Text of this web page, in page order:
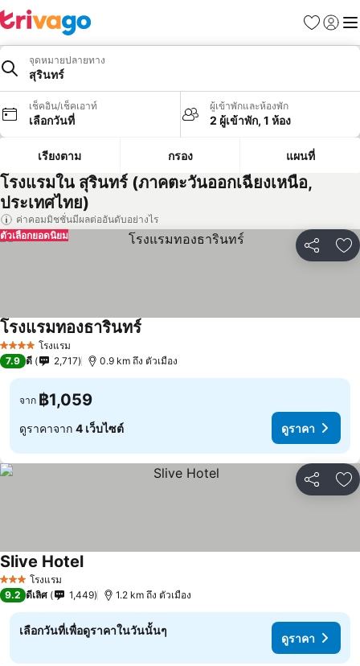
รายการโป
เข้าสู่ร
เมนู
จุดหมายปลายทาง
สุรินทร์
เช็คอิน/เช็คเอาท์
เลือกวันที่
ผู้เข้าพักและห้องพัก
2 ผู้เข้าพัก, 1 ห้อง
เรียงตาม กรอง แผนที่
โรงแรมใน สุรินทร์ (ภาคตะวันออกเฉียงเหนือ,
ประเทศไทย)
ค่าคอมมิชชั่นมีผลต่ออันดับอย่างไร
แชร์ เ
ตัวเลือกยอดนิยม
4 ดาว โรงแรม
โรงแรมทองธารินทร์
7.9 ดี 2,717 0.9 km ถึง ตัวเมือง
จาก ฿1,059
ดูราคาจาก 4 เว็บไซต์ ดูราคา
แชร์ เ
3 ดาว โรงแรม
Slive Hotel
9.2 ดีเลิศ 1,449 1.2 km ถึง ตัวเมือง
เลือกวันที่เพื่อดูราคาในวันนั้นๆ
ดูราคา